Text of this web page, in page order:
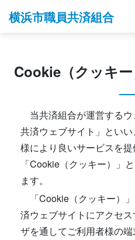
横浜市職員共済組合
Cookie（クッキ
当共済組合が運営する
共済ウェブサイト」とい
様により良いサービスを
「Cookie（クッキー）」
ます。
「Cookie（クッキー）
済ウェブサイトにアクセ
ザを通してご利用者様の